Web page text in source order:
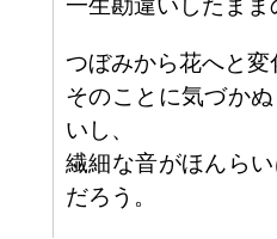
一生勘違いしたま
つぼみから花へと
そのことに気づか
いし、
繊細な音がほんら
だろう。